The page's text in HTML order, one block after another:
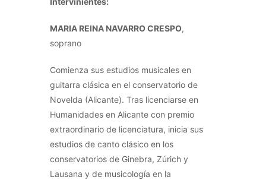
MARIA REINA NAVARRO CRESPO,
soprano
Comienza sus estudios musicales en
guitarra clásica en el conservatorio de
Novelda (Alicante). Tras licenciarse en
Humanidades en Alicante con premio
extraordinario de licenciatura, inicia sus
estudios de canto clásico en los
conservatorios de Ginebra, Zúrich y
Lausana y de musicología en la